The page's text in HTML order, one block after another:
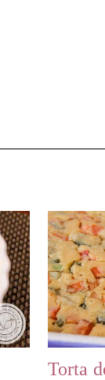
Torta